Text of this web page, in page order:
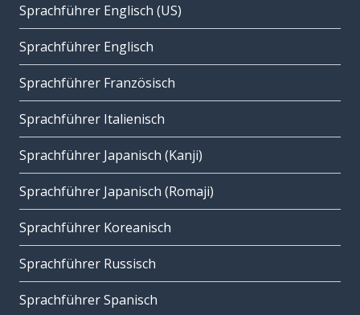
Sprachführer Englisch (US)
Sprachführer Englisch
Sprachführer Französisch
Sprachführer Italienisch
Sprachführer Japanisch (Kanji)
Sprachführer Japanisch (Romaji)
Sprachführer Koreanisch
Sprachführer Russisch
Sprachführer Spanisch